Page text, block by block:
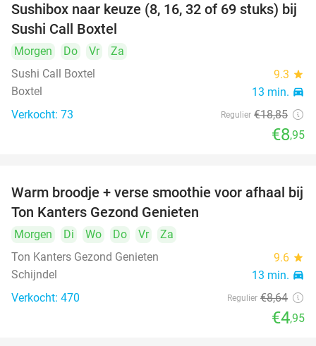
53%
Sushibox naar keuze (8, 16, 32 of 69 stuks) bij
Sushi Call Boxtel
Morgen Do Vr
Za
Sushi Call Boxtel
9.3 star
Boxtel 13 min. directions_car
Verkocht: 73 Regulier €18,85
€8,95
43%
Warm broodje + verse smoothie voor afhaal bij
Ton Kanters Gezond Genieten
Morgen Di Wo Do Vr
Za
Ton Kanters Gezond Genieten
9.6 star
Schijndel 13 min. directions_car
Verkocht: 470 Regulier €8,64
€4,95